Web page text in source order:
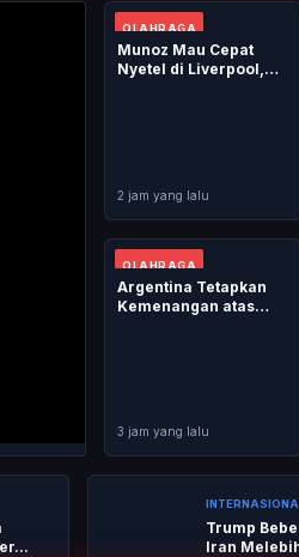
OLAHRAGA
Munoz Mau Cepat
Nyetel di Liverpool,
2 jam yang lalu
OLAHRAGA
Argentina Tetapkan
Kemenangan atas
3 jam yang lalu
Trump
Iran